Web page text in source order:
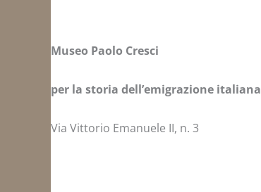
Museo Paolo Cresci
per la storia dell’emigrazione italiana
Via Vittorio Emanuele II, n. 3